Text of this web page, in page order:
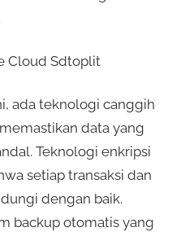
Cloud Sdtoplit
ada teknologi canggih
data yang
Teknologi enkripsi
setiap transaksi dan
dengan baik.
backup otomatis yang